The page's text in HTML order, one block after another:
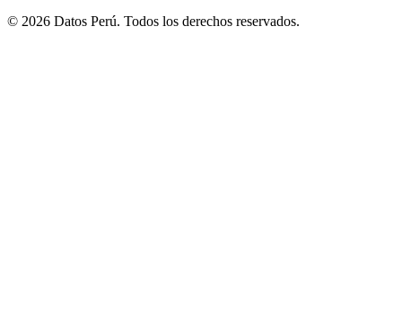
© 2026 Datos Perú. Todos los derechos reservados.